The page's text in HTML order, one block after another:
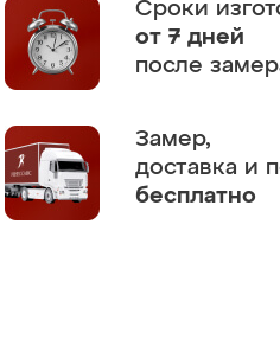
Сроки
от 7 дней
после
Замер,
доставка и
бесплатно